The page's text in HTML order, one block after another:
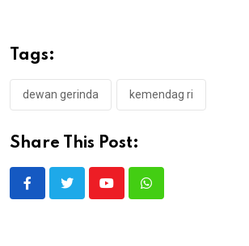
Tags:
dewan gerinda kemendag ri
Share This Post:
YoutubeWhatsapp